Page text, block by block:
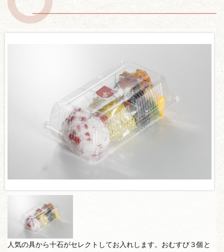
人気の具から十石がセレクトしてお入れします。おむすび３個と